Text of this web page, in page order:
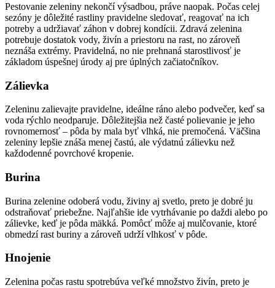
Pestovanie zeleniny nekončí výsadbou, práve naopak. Počas celej
sezóny je dôležité rastliny pravidelne sledovať, reagovať na ich
potreby a udržiavať záhon v dobrej kondícii. Zdravá zelenina
potrebuje dostatok vody, živín a priestoru na rast, no zároveň
neznáša extrémy. Pravidelná, no nie prehnaná starostlivosť je
základom úspešnej úrody aj pre úplných začiatočníkov.
Zálievka
Zeleninu zalievajte pravidelne, ideálne ráno alebo podvečer, keď sa
voda rýchlo neodparuje. Dôležitejšia než časté polievanie je jeho
rovnomernosť – pôda by mala byť vlhká, nie premočená. Väčšina
zeleniny lepšie znáša menej častú, ale výdatnú zálievku než
každodenné povrchové kropenie.
Burina
Burina zelenine odoberá vodu, živiny aj svetlo, preto je dobré ju
odstraňovať priebežne. Najľahšie ide vytrhávanie po daždi alebo po
zálievke, keď je pôda mäkká. Pomôcť môže aj mulčovanie, ktoré
obmedzí rast buriny a zároveň udrží vlhkosť v pôde.
Hnojenie
Zelenina počas rastu spotrebúva veľké množstvo živín, preto je